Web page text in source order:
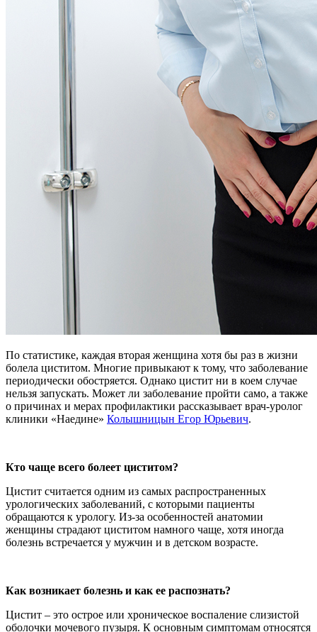
По статистике, каждая вторая женщина хотя бы раз в жизни
болела циститом. Многие привыкают к тому, что заболевание
периодически обостряется. Однако цистит ни в коем случае
нельзя запускать. Может ли заболевание пройти само, а также
о причинах и мерах профилактики рассказывает врач-уролог
клиники «Наедине» Колышницын Егор Юрьевич.
Кто чаще всего болеет циститом?
Цистит считается одним из самых распространенных
урологических заболеваний, с которыми пациенты
обращаются к урологу. Из-за особенностей анатомии
женщины страдают циститом намного чаще, хотя иногда
болезнь встречается у мужчин и в детском возрасте.
Как возникает болезнь и как ее распознать?
Цистит – это острое или хроническое воспаление слизистой
оболочки мочевого пузыря. К основным симптомам относятся